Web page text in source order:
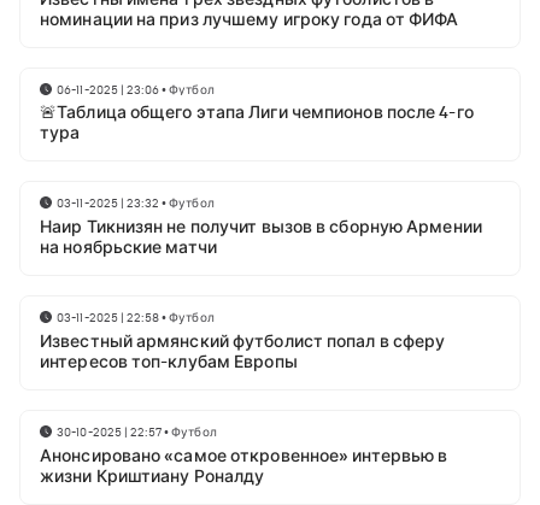
номинации на приз лучшему игроку года от ФИФА
06-11-2025 | 23:06•Футбол
🚨Таблица общего этапа Лиги чемпионов после 4-го
тура
03-11-2025 | 23:32 •Футбол
Наир Тикнизян не получит вызов в сборную Армении
на ноябрьские матчи
03-11-2025 | 22:58•Футбол
Известный армянский футболист попал в сферу
интересов топ-клубам Европы
30-10-2025 | 22:57•Футбол
Анонсировано «самое откровенное» интервью в
жизни Криштиану Роналду